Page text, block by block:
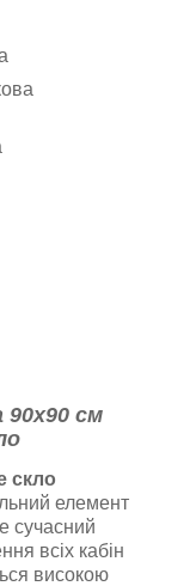
90х90 см
скло
елемент
сучасний
всіх кабін
високою